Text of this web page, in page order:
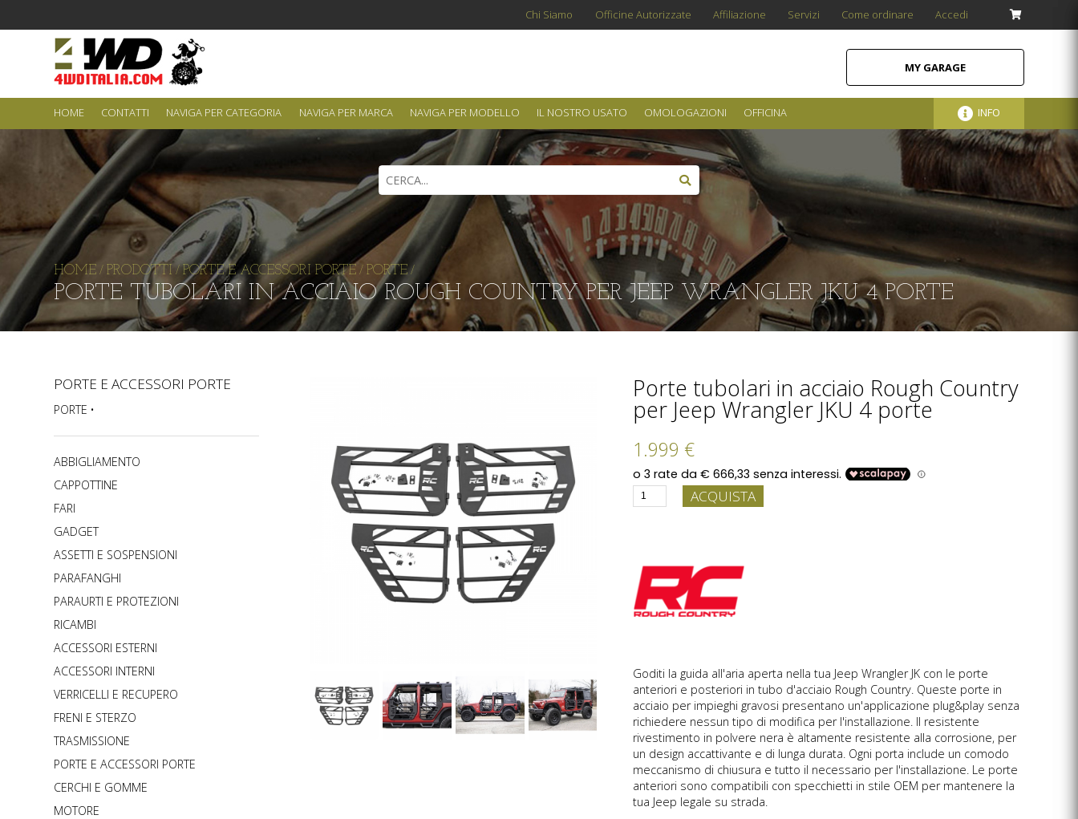
Chi Siamo Officine Autorizzate Affiliazione Servizi Come ordinare Accedi
MY GARAGE
HOME CONTATTI NAVIGA PER CATEGORIA NAVIGA PER MARCA NAVIGA PER MODELLO IL NOSTRO USATO OMOLOGAZIONI OFFICINA INFO
HOME /PRODOTTI /PORTE E ACCESSORI PORTE /PORTE/
PORTE TUBOLARI IN ACCIAIO ROUGH COUNTRY PER JEEP WRANGLER JKU 4 PORTE
PORTE E ACCESSORI PORTE
PORTE
ABBIGLIAMENTO
CAPPOTTINE
FARI
GADGET
ASSETTI E SOSPENSIONI
PARAFANGHI
PARAURTI E PROTEZIONI
RICAMBI
ACCESSORI ESTERNI
ACCESSORI INTERNI
VERRICELLI E RECUPERO
FRENI E STERZO
TRASMISSIONE
PORTE E ACCESSORI PORTE
CERCHI E GOMME
MOTORE
Porte tubolari in acciaio Rough Country
per Jeep Wrangler JKU 4 porte
1.999 €
ACQUISTA
Goditi la guida all'aria aperta nella tua Jeep Wrangler JK con le porte
anteriori e posteriori in tubo d'acciaio Rough Country. Queste porte in
acciaio per impieghi gravosi presentano un'applicazione plug&play senza
richiedere nessun tipo di modifica per l'installazione. Il resistente
rivestimento in polvere nera è altamente resistente alla corrosione, per
un design accattivante e di lunga durata. Ogni porta include un comodo
meccanismo di chiusura e tutto il necessario per l'installazione. Le porte
anteriori sono compatibili con specchietti in stile OEM per mantenere la
tua Jeep legale su strada.